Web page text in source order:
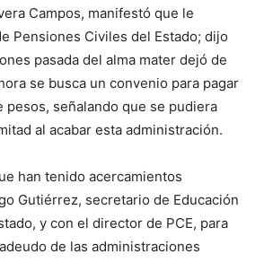
Campos, manifestó que le
Pensiones Civiles del Estado; dijo
pasada del alma mater dejó de
se busca un convenio para pagar
pesos, señalando que se pudiera
al acabar esta administración.
han tenido acercamientos
Gutiérrez, secretario de Educación
y con el director de PCE, para
de las administraciones